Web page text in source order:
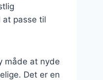
at passe til
måde at nyde
Det er en